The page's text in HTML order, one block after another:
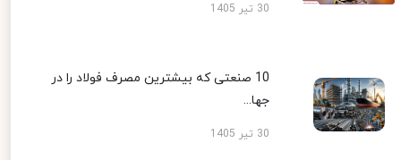
30 تیر 1405
10 صنعتی که بیشترین مصرف فولاد را در
جها...
30 تیر 1405